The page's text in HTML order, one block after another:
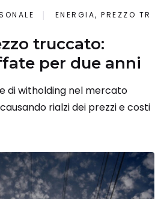
ENERGIA, PREZZO
truccato:
per due anni
di witholding nel mercato
rialzi dei prezzi e costi